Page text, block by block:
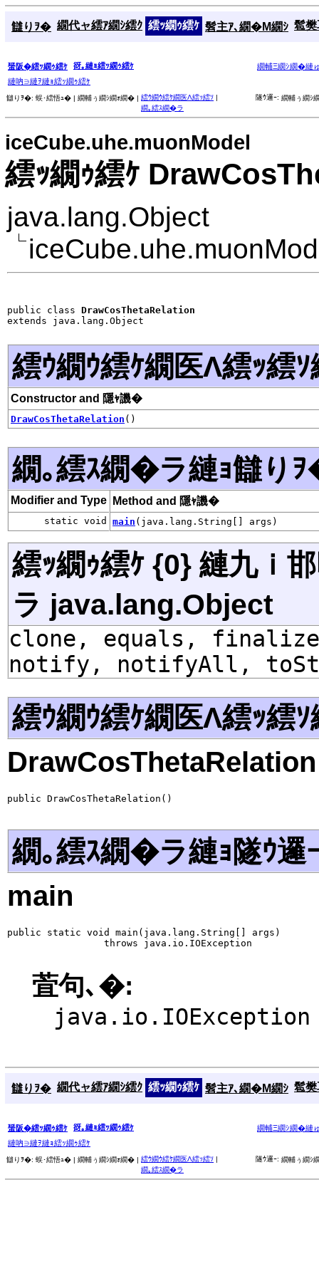
讎りｦ� 繝代ャ繧ｱ繝ｼ繧ｸ 繧ｯ繝ｩ繧ｹ 髫主ｱ､繝�Μ繝ｼ 髱
蜑阪�繧ｯ繝ｩ繧ｹ 谺｡縺ｮ繧ｯ繝ｩ繧ｹ
繝輔Ξ繝ｼ繝�縺
縺吶∋縺ｦ縺ｮ繧ｯ繝ｩ繧ｹ
讎りｦ�: 蜈･繧悟ｭ� | 繝輔ぅ繝ｼ繝ｫ繝� | 繧ｳ繝ｳ繧ｹ繝医Λ繧ｯ繧ｿ |
繝｡繧ｽ繝�ラ
隧ｳ邏ｰ: 繝輔ぅ繝ｼ
iceCube.uhe.muonModel
繧ｯ繝ｩ繧ｹ
java.lang.Object
public class DrawCosThetaRelation
extends java.lang.Object
繧ｳ繝ｳ繧ｹ繝医Λ繧ｯ繧
Constructor and 隱ｬ譏�
DrawCosThetaRelation ()
繝｡繧ｽ繝�ラ縺ｮ讎り
Modifier and Type Method and 隱ｬ譏�
static void main (java.lang.String[] args)
繧ｯ繝ｩ繧ｹ {0} 縺九ｉ
ラ java.lang.Object
clone, equals,
notify, notifyAll,
繧ｳ繝ｳ繧ｹ繝医Λ繧ｯ繧ｿ
DrawCosThetaRelation
public DrawCosThetaRelation()
繝｡繧ｽ繝�ラ縺ｮ隧ｳ邏
main
public static void main(java.lang.String[] args)
                 throws java.io.IOException
萓句､�:
java.io.IOException
讎りｦ� 繝代ャ繧ｱ繝ｼ繧ｸ 繧ｯ繝ｩ繧ｹ 髫主ｱ､繝�Μ繝ｼ 髱
蜑阪�繧ｯ繝ｩ繧ｹ 谺｡縺ｮ繧ｯ繝ｩ繧ｹ
繝輔Ξ繝ｼ繝�縺
縺吶∋縺ｦ縺ｮ繧ｯ繝ｩ繧ｹ
讎りｦ�: 蜈･繧悟ｭ� | 繝輔ぅ繝ｼ繝ｫ繝� | 繧ｳ繝ｳ繧ｹ繝医Λ繧ｯ繧ｿ |
繝｡繧ｽ繝�ラ
隧ｳ邏ｰ: 繝輔ぅ繝ｼ